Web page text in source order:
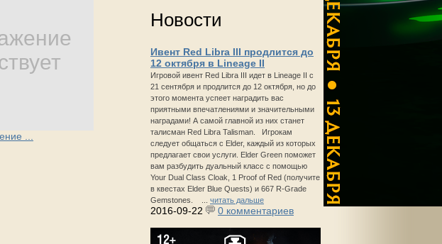
Новости
Ивент Red Libra III продлится до
12 октября в Lineage II
Игровой ивент Red Libra III идет в Lineage II с
21 сентября и продлится до 12 октября, но до
этого момента успеет наградить вас
приятными впечатлениями и значительными
наградами! А самой главной из них станет
талисман Red Libra Talisman. Игрокам
следует общаться с Elder, каждый из которых
предлагает свои услуги. Elder Green поможет
вам разбудить дуальный класс с помощью
Your Dual Class Cloak, 1 Proof of Red (получите
в квестах Elder Blue Quests) и 667 R-Grade
Gemstones. ... читать дальше
2016-09-22 0 комментариев
...